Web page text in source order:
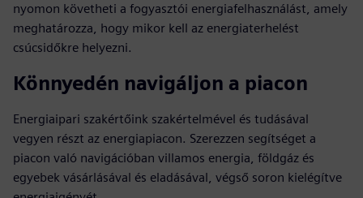
nyomon követheti a fogyasztói energiafelhasználást, amely
meghatározza, hogy mikor kell az energiaterhelést
csúcsidőkre helyezni.
Könnyedén navigáljon a piacon
Energiaipari szakértőink szakértelmével és tudásával
vegyen részt az energiapiacon. Szerezzen segítséget a
piacon való navigációban villamos energia, földgáz és
egyebek vásárlásával és eladásával, végső soron kielégítve